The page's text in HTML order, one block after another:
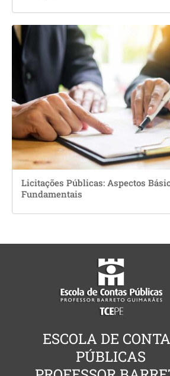
Licitações Públicas: Aspectos
Fundamentais
ESCOLA DE
PÚBLICAS